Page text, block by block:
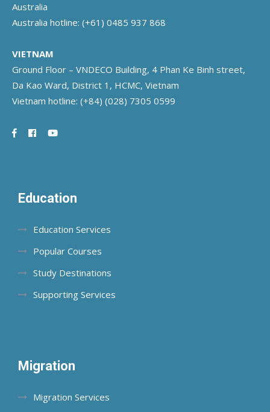
Australia
Australia hotline: (+61) 0485 937 868
VIETNAM
Ground Floor – VNDECO Building, 4 Phan Ke Binh street,
Da Kao Ward, District 1, HCMC, Vietnam
Vietnam hotline: (+84) (028) 7305 0599
Education
Education Services
Popular Courses
Study Destinations
Supporting Services
Migration
Migration Services